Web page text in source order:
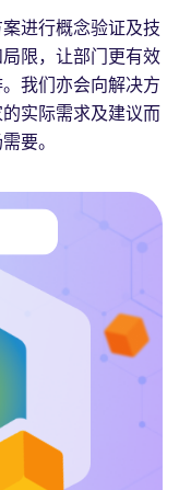
进行概念验证及技
限，让部门更有效
我们亦会向解决方
实际需求及建议而
要。